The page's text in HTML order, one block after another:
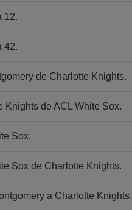
12.
42.
de Charlotte Knights.
Knights de ACL White Sox.
Sox.
Sox de Charlotte Knights.
a Charlotte Knights.